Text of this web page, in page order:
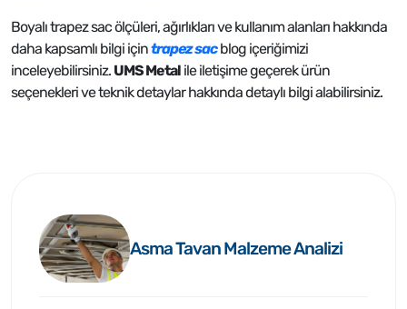
Boyalı trapez sac ölçüleri, ağırlıkları ve kullanım alanları hakkında
daha kapsamlı bilgi içintrapez sacblog içeriğimizi
inceleyebilirsiniz. UMS Metal ile iletişime geçerek ürün
seçenekleri ve teknik detaylar hakkında detaylı bilgi alabilirsiniz.
Asma Tavan Malzeme Analizi